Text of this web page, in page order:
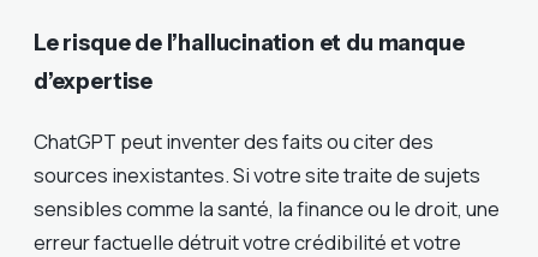
Le risque de l’hallucination et du manque
d’expertise
ChatGPT peut inventer des faits ou citer des
sources inexistantes. Si votre site traite de sujets
sensibles comme la santé, la finance ou le droit, une
erreur factuelle détruit votre crédibilité et votre